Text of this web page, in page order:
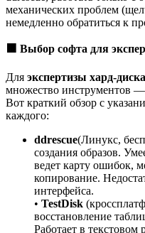
механических проблем
немедленно обратиться к
Выбор софта для
Для экспертизы хард-
множество инструментов
Вот краткий обзор с
каждого:
ddrescue(Линукс,
создания образов.
ведет карту ошибок,
копирование.
интерфейса.
• TestDisk
восстановление
Работает в